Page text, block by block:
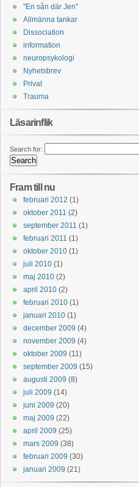
"En sån där Jen"
Allmänna tankar
Dissociation
information
neuropsykologi
Nyhetsbrev
Privat
Trauma
Läsarinflik
Search for:
Fram till nu
februari 2012 (1)
oktober 2011 (2)
september 2011 (1)
februari 2011 (1)
oktober 2010 (1)
juli 2010 (1)
maj 2010 (2)
april 2010 (2)
februari 2010 (1)
januari 2010 (1)
december 2009 (4)
november 2009 (4)
oktober 2009 (11)
september 2009 (15)
augusti 2009 (8)
juli 2009 (14)
juni 2009 (20)
maj 2009 (22)
april 2009 (25)
mars 2009 (38)
februari 2009 (30)
januari 2009 (21)